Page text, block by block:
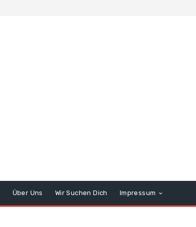
Über Uns Wir Suchen Dich Impressum